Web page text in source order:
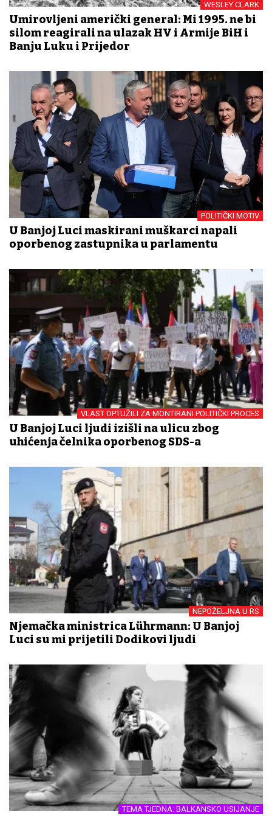
WESLEY CLARK
Umirovljeni američki general: Mi 1995. ne bi
silom reagirali na ulazak HV i Armije BiH i
Banju Luku i Prijedor
POLITIČKI MOTIV
U Banjoj Luci maskirani muškarci napali
oporbenog zastupnika u parlamentu
VLAST OPTUŽILI ZA MONTIRANI POLITIČKI PROCES
U Banjoj Luci ljudi izišli na ulicu zbog
uhićenja čelnika oporbenog SDS-a
NEPOŽELJNA U RS
Njemačka ministrica Lührmann: U Banjoj
Luci su mi prijetili Dodikovi ljudi
TEMA TJEDNA: BALKANSKO USIJANJE